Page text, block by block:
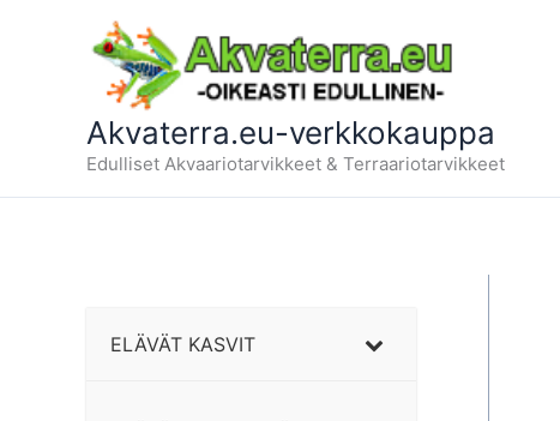
Akvaterra.eu-verkkokauppa
Edulliset Akvaariotarvikkeet & Terraariotarvikkeet
ELÄVÄT KASVIT